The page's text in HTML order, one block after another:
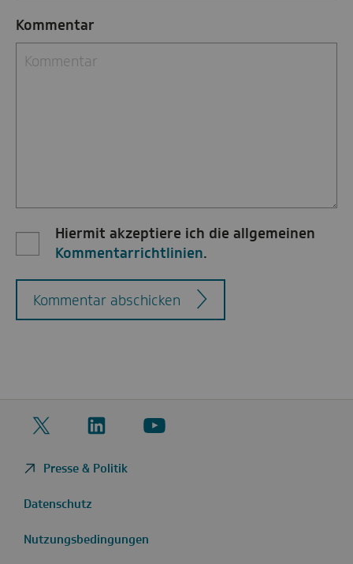
Kommentar
Hiermit akzeptiere ich die allgemeinen
Kommentarrichtlinien.
Kommentar abschicken
Twitter
LinkedIn
YouTube
Presse & Politik
Datenschutz
Nutzungsbedingungen